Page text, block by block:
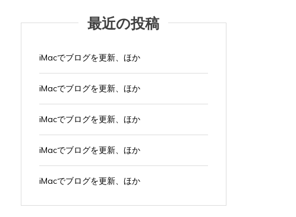
最近の投稿
iMacでブログを更新、ほか
iMacでブログを更新、ほか
iMacでブログを更新、ほか
iMacでブログを更新、ほか
iMacでブログを更新、ほか